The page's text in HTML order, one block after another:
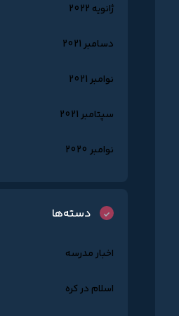
ژانویه 2022
دسامبر 2021
نوامبر 2021
سپتامبر 2021
نوامبر 2020
دسته‌ها
اخبار مدرسه
اسلام در کره